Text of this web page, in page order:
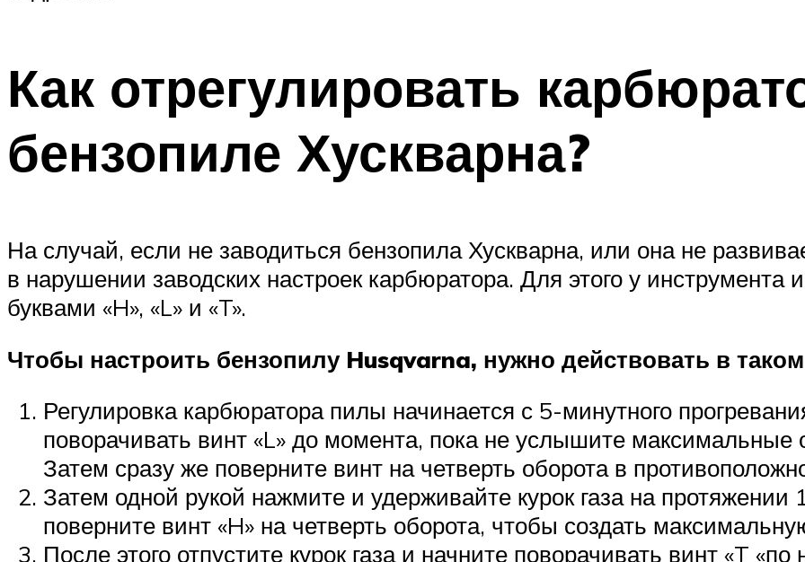
Как отрегулировать
бензопиле Хускварна?
На случай, если не заводиться бензопила Хускварна, или она не
в нарушении заводских настроек карбюратора. Для этого у
буквами «H», «L» и «T».
Чтобы настроить бензопилу Husqvarna, нужно действовать в
Регулировка карбюратора пилы начинается с 5-минутного
поворачивать винт «L» до момента, пока не услышите
Затем сразу же поверните винт на четверть оборота в
Затем одной рукой нажмите и удерживайте курок газа на протяжении
поверните винт «H» на четверть оборота, чтобы создать
После этого отпустите курок газа и начните поворачивать винт «T